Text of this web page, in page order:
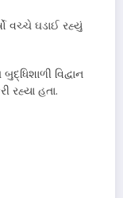
વચ્ચે ઘડાઈ રહ્યું
વિદ્વાન
રહ્યા હતા.